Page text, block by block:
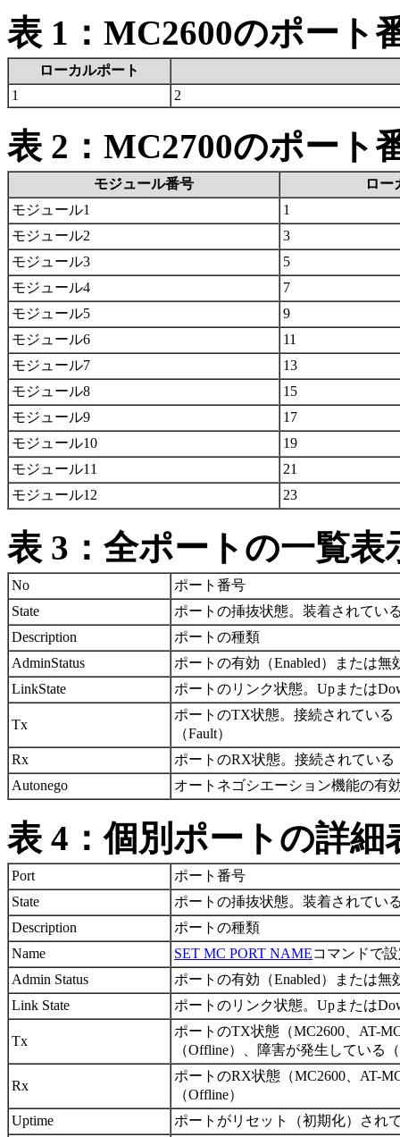
表 1：MC2600のポート
ローカルポート
1
2
表 2：MC2700のポート
モジュール番号
ロー
モジュール1
1
モジュール2
3
モジュール3
5
モジュール4
7
モジュール5
9
モジュール6
11
モジュール7
13
モジュール8
15
モジュール9
17
モジュール10
19
モジュール11
21
モジュール12
23
表 3：全ポートの一覧表
No
ポート番号
State
ポートの挿抜状態。装着されてい
Description
ポートの種類
AdminStatus
ポートの有効（Enabled）または無
LinkState
ポートのリンク状態。Upまたは
Tx
ポートのTX状態。接続されている
（Fault）
Rx
ポートのRX状態。接続されてい
Autonego
オートネゴシエーション機能の有
表 4：個別ポートの詳細
Port
ポート番号
State
ポートの挿抜状態。装着されてい
Description
ポートの種類
Name
SET MC PORT NAMEコマンドで
Admin Status
ポートの有効（Enabled）または無
Link State
ポートのリンク状態。Upまたは
Tx
ポートのTX状態（MC2600、AT-
（Offline）、障害が発生している
Rx
ポートのRX状態（MC2600、AT-
（Offline）
Uptime
ポートがリセット（初期化）され